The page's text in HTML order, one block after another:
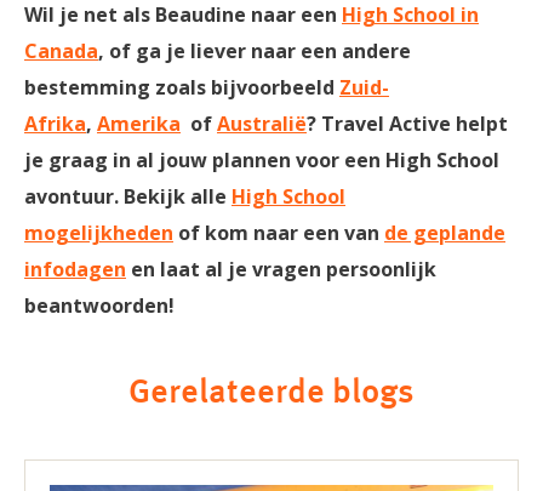
Wil je net als Beaudine naar een High School in
Canada, of ga je liever naar een andere
bestemming zoals bijvoorbeeld Zuid-
Afrika, Amerika ofAustralië? Travel Active helpt
je graag in al jouw plannen voor een High School
avontuur. Bekijk alle High School
mogelijkheden of kom naar een van de geplande
infodagen en laat al je vragen persoonlijk
beantwoorden!
Gerelateerde blogs